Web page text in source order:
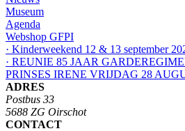
Museum
Agenda
Webshop GFPI
· Kinderweekend 12 & 13 september
· REUNIE 85 JAAR
PRINSES IRENE VRIJDAG 28
ADRES
Postbus 33
5688 ZG Oirschot
CONTACT